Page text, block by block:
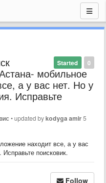
0
Started
мобильное
а у вас нет. Но у
Исправьте
•updated bykodyga amir5
находит все, а у вас
поисковик.
Follow